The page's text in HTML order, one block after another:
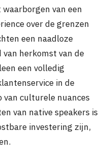
van een
over de grenzen
een naadloze
herkomst van de
een volledig
in de
van culturele nuances
van native speakers is
investering zijn,